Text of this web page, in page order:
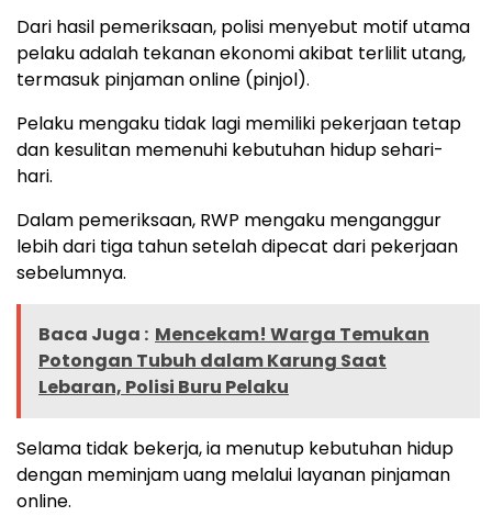
Dari hasil pemeriksaan, polisi menyebut motif utama
pelaku adalah tekanan ekonomi akibat terlilit utang,
termasuk pinjaman online (pinjol).
Pelaku mengaku tidak lagi memiliki pekerjaan tetap
dan kesulitan memenuhi kebutuhan hidup sehari-
hari.
Dalam pemeriksaan, RWP mengaku menganggur
lebih dari tiga tahun setelah dipecat dari pekerjaan
sebelumnya.
Baca Juga : Mencekam! Warga Temukan
Potongan Tubuh dalam Karung Saat
Lebaran, Polisi Buru Pelaku
Selama tidak bekerja, ia menutup kebutuhan hidup
dengan meminjam uang melalui layanan pinjaman
online.